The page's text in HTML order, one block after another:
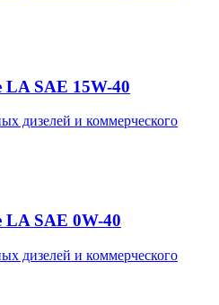
LA SAE 15W-40
дизелей и коммерческого
LA SAE 0W-40
дизелей и коммерческого